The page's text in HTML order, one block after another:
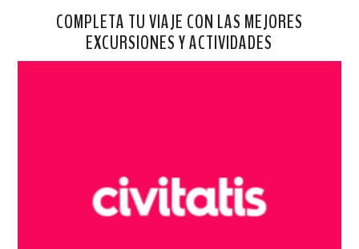
COMPLETA TU VIAJE CON LAS MEJORES
EXCURSIONES Y ACTIVIDADES